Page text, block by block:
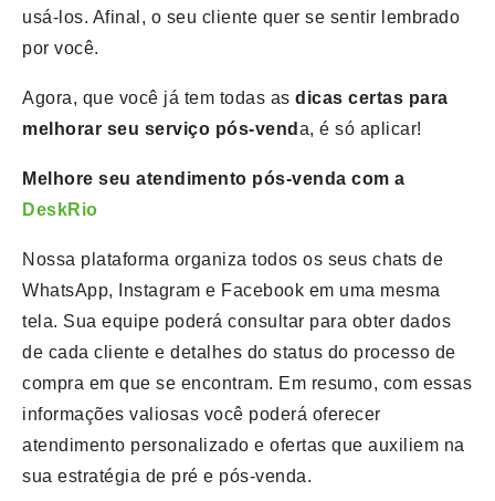
usá-los. Afinal, o seu cliente quer se sentir lembrado
por você.
Agora, que você já tem todas as dicas certas para
melhorar seu serviço pós-vend a, é só aplicar!
Melhore seu atendimento pós-venda com a
DeskRio
Nossa plataforma organiza todos os seus chats de
WhatsApp, Instagram e Facebook em uma mesma
tela. Sua equipe poderá consultar para obter dados
de cada cliente e detalhes do status do processo de
compra em que se encontram. Em resumo, com essas
informações valiosas você poderá oferecer
atendimento personalizado e ofertas que auxiliem na
sua estratégia de pré e pós-venda.